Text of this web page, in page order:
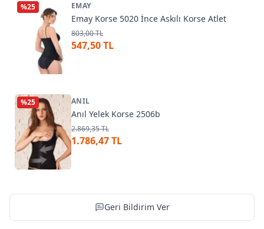
%25 EMAY
Emay Korse 5020 İnce Askılı Korse Atlet
803,00 TL
547,50 TL
%25 ANIL
Anıl Yelek Korse 2506b
2.869,35 TL
1.786,47 TL
Geri Bildirim Ver